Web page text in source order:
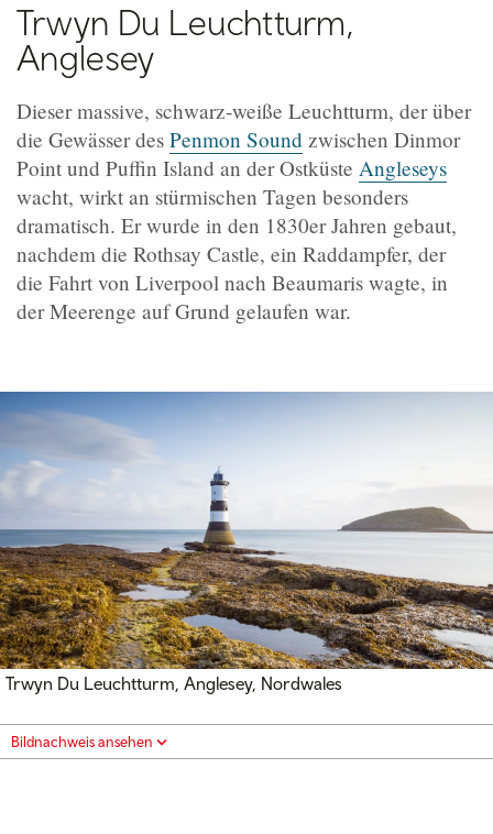
Trwyn Du Leuchtturm,
Anglesey
Dieser massive, schwarz-weiße Leuchtturm, der über
die Gewässer des Penmon Sound zwischen Dinmor
Point und Puffin Island an der Ostküste Angleseys
wacht, wirkt an stürmischen Tagen besonders
dramatisch. Er wurde in den 1830er Jahren gebaut,
nachdem die Rothsay Castle, ein Raddampfer, der
die Fahrt von Liverpool nach Beaumaris wagte, in
der Meerenge auf Grund gelaufen war.
Trwyn Du Leuchtturm, Anglesey, Nordwales
Bildnachweis ansehen